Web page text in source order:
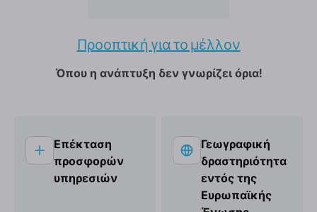
Προοπτική για το μέλλον
Όπου η ανάπτυξη δεν γνωρίζει όρια!
Επέκταση
προσφορών
υπηρεσιών
Γεωγραφική
δραστηριότητα
εντός της
Ευρωπαϊκής